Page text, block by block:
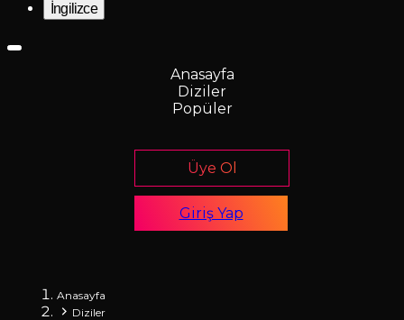
İngilizce
Anasayfa
Diziler
Popüler
Üye Ol
Giriş Yap
Anasayfa
Diziler